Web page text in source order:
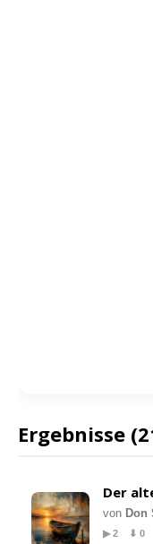
Ergebnisse
Der
von Don
▶ 2 ⬇ 0